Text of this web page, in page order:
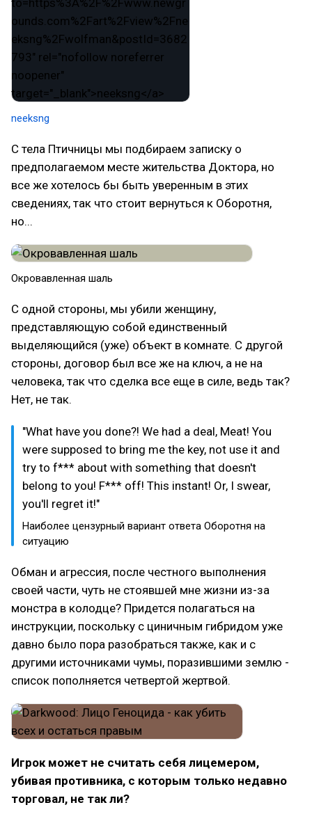
neeksng
С тела Птичницы мы подбираем записку о
предполагаемом месте жительства Доктора, но
все же хотелось бы быть уверенным в этих
сведениях, так что стоит вернуться к Оборотня,
но...
Окровавленная шаль
С одной стороны, мы убили женщину,
представляющую собой единственный
выделяющийся (уже) объект в комнате. С другой
стороны, договор был все же на ключ, а не на
человека, так что сделка все еще в силе, ведь так?
Нет, не так.
"What have you done?! We had a deal, Meat! You
were supposed to bring me the key, not use it and
try to f*** about with something that doesn't
belong to you! F*** off! This instant! Or, I swear,
you'll regret it!"
Наиболее цензурный вариант ответа Оборотня на
ситуацию
Обман и агрессия, после честного выполнения
своей части, чуть не стоявшей мне жизни из-за
монстра в колодце? Придется полагаться на
инструкции, поскольку с циничным гибридом уже
давно было пора разобраться также, как и с
другими источниками чумы, поразившими землю -
список пополняется четвертой жертвой.
Игрок может не считать себя лицемером,
убивая противника, с которым только недавно
торговал, не так ли?